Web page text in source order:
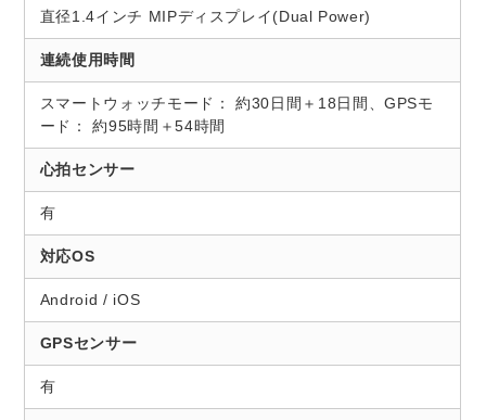
直径1.4インチ MIPディスプレイ(Dual Power)
連続使用時間
スマートウォッチモード： 約30日間＋18日間、GPSモ
ード： 約95時間＋54時間
心拍センサー
有
対応OS
Android / iOS
GPSセンサー
有